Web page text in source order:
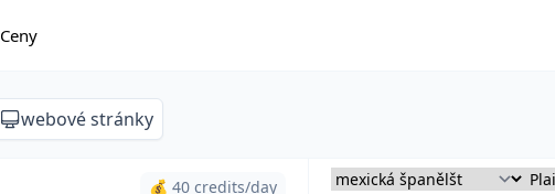
Ceny
webové stránky
💰 40 credits/day